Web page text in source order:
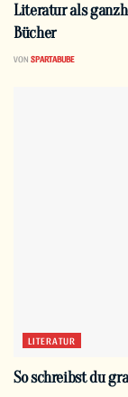
Literatur als
Bücher
VON SPARTABUBE
LITERATUR
So schreibst du